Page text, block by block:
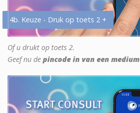
4b. Keuze - Druk op toets 2 +
Of u drukt op toets 2.
Geef nu de pincode in van een medium